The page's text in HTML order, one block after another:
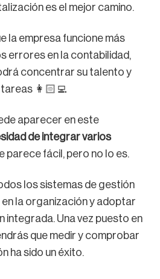
es el mejor camino.
la empresa funcione más
errores en la contabilidad,
concentrar su talento y
👩🏻‍💻
aparecer en este
de integrar varios
parece fácil, pero no lo es.
los sistemas de gestión
la organización y adoptar
integrada. Una vez puesto en
que medir y comprobar
ha sido un éxito.